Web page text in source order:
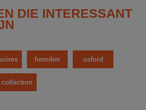
DIE INTERESSANT
hemden oxford
collection